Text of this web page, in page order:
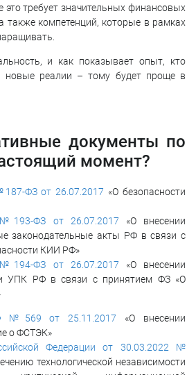
это требует значительных финансовых
также компетенций, которые в рамках
и как показывает опыт, кто
новые реалии – тому будет проще в
документы по
момент?
ФЗ от 26.07.2017 «О безопасности
ФЗ от 26.07.2017 «О внесении
законодательные акты РФ в связи с
КИИ РФ»
ФЗ от 26.07.2017 «О внесении
УПК РФ в связи с принятием ФЗ «О
№569 от 25.11.2017 «О внесении
о ФСТЭК»
Федерации от 30.03.2022 №
технологической независимости